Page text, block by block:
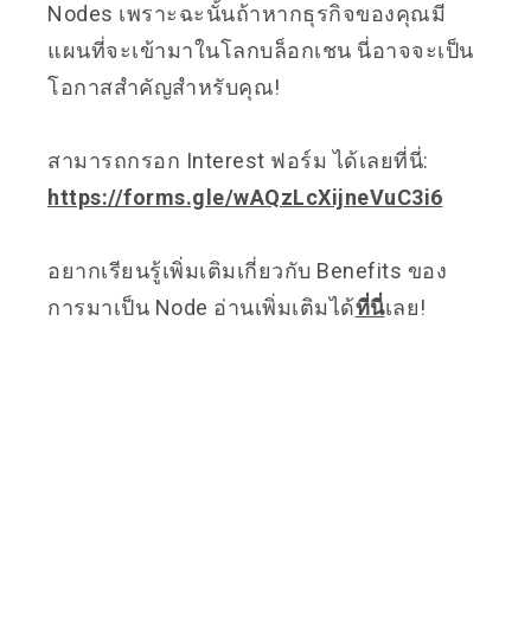
Nodes เพราะฉะนั้นถ้าหากธุรกิจของคุณมี
แผนที่จะเข้ามาในโลกบล็อกเชน นี่อาจจะเป็น
โอกาสสำคัญสำหรับคุณ!
สามารถกรอก Interest ฟอร์ม ได้เลยที่นี่:
https://forms.gle/wAQzLcXijneVuC3i6
อยากเรียนรู้เพิ่มเติมเกี่ยวกับ Benefits ของ
การมาเป็น Node อ่านเพิ่มเติมได้ที่นี่เลย!